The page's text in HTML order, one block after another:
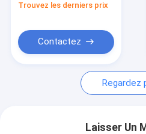
Demandez une citation
Company News
Rouge à lèvres vide
plastique 24/400
Trouvez les derniers prix
Contactez
Regardez
Laisser Un